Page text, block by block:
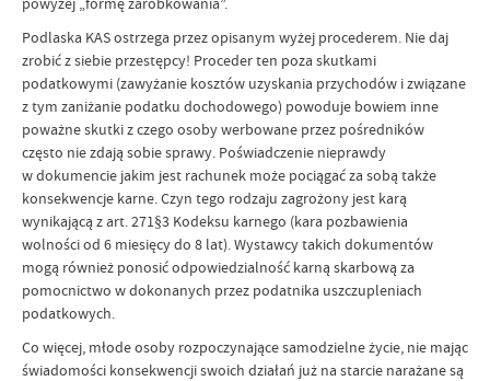
Podlaska KAS ostrzega przez opisanym wyżej procederem. Nie daj
zrobić z siebie przestępcy! Proceder ten poza skutkami
podatkowymi (zawyżanie kosztów uzyskania przychodów i związane
z tym zaniżanie podatku dochodowego) powoduje bowiem inne
poważne skutki z czego osoby werbowane przez pośredników
często nie zdają sobie sprawy. Poświadczenie nieprawdy
w dokumencie jakim jest rachunek może pociągać za sobą także
konsekwencje karne. Czyn tego rodzaju zagrożony jest karą
wynikającą z art. 271§3 Kodeksu karnego (kara pozbawienia
wolności od 6 miesięcy do 8 lat). Wystawcy takich dokumentów
mogą również ponosić odpowiedzialność karną skarbową za
pomocnictwo w dokonanych przez podatnika uszczupleniach
podatkowych.
Co więcej, młode osoby rozpoczynające samodzielne życie, nie mając
świadomości konsekwencji swoich działań już na starcie narażane są